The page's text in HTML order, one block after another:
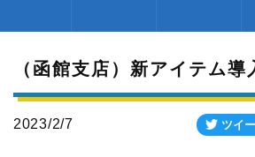
（函館支店）新アイテム
2023/2/7 ツイ